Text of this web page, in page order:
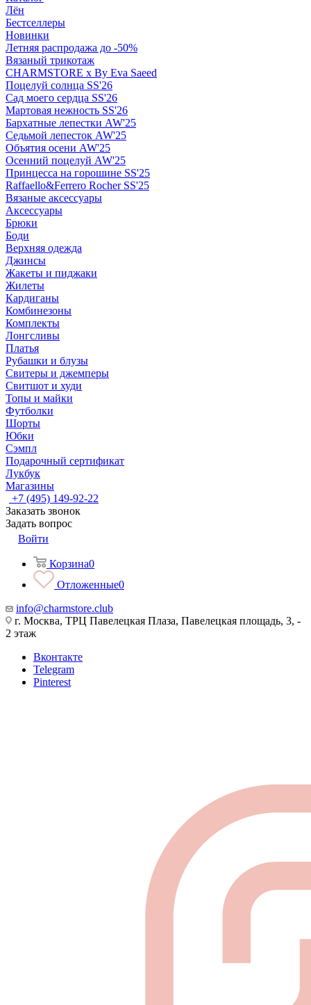
Лён
Бестселлеры
Новинки
Летняя распродажа до -50%
Вязаный трикотаж
CHARMSTORE х By Eva Saeed
Поцелуй солнца SS'26
Сад моего сердца SS'26
Мартовая нежность SS'26
Бархатные лепестки AW'25
Седьмой лепесток AW'25
Объятия осени AW'25
Осенний поцелуй AW'25
Принцесса на горошине SS'25
Raffaello&Ferrero Rocher SS'25
Вязаные аксессуары
Аксессуары
Брюки
Боди
Верхняя одежда
Джинсы
Жакеты и пиджаки
Жилеты
Кардиганы
Комбинезоны
Комплекты
Лонгсливы
Платья
Рубашки и блузы
Свитеры и джемперы
Свитшот и худи
Топы и майки
Футболки
Шорты
Юбки
Сэмпл
Подарочный сертификат
Лукбук
Магазины
+7 (495) 149-92-22
Заказать звонок
Задать вопрос
Войти
Корзина0
Отложенные0
info@charmstore.club
г. Москва, ТРЦ Павелецкая Плаза, Павелецкая площадь, 3, -
2 этаж
Вконтакте
Telegram
Pinterest